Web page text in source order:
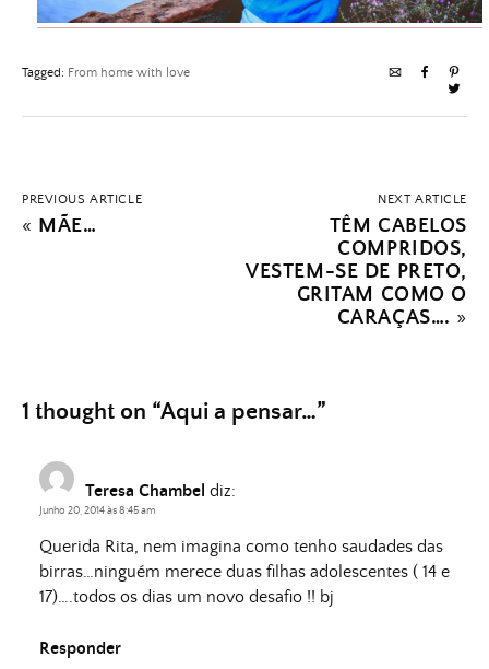
Tagged: From home with love
PREVIOUS ARTICLE
« MÃE…
NEXT ARTICLE
TÊM CABELOS
COMPRIDOS,
VESTEM-SE DE PRETO,
GRITAM COMO O
CARAÇAS…. »
1 thought on “Aqui a pensar…”
Teresa Chambel diz:
Junho 20, 2014 às 8:45 am
Querida Rita, nem imagina como tenho saudades das
birras…ninguém merece duas filhas adolescentes ( 14 e
17)….todos os dias um novo desafio !! bj
Responder